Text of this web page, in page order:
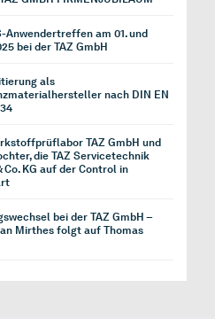
Anwendertreffen am 01. und
bei der TAZ GmbH
als
nach DIN EN
TAZ GmbH und
die TAZ Servicetechnik
Co. KG auf der Control in
bei der TAZ GmbH –
Mirthes folgt auf Thomas